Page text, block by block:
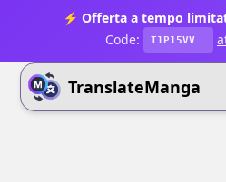
⚡ Offerta a tempo
Code:
T1P15VV
TranslateManga